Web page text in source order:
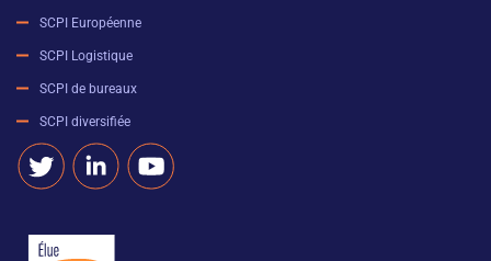
SCPI Européenne
SCPI Logistique
SCPI de bureaux
SCPI diversifiée